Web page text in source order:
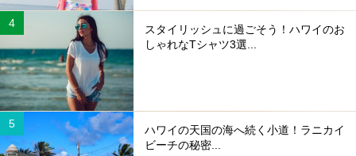
スタイリッシュに過ごそう！ハワイのお
しゃれなTシャツ3選...
ハワイの天国の海へ続く小道！ラニカイ
ビーチの秘密...